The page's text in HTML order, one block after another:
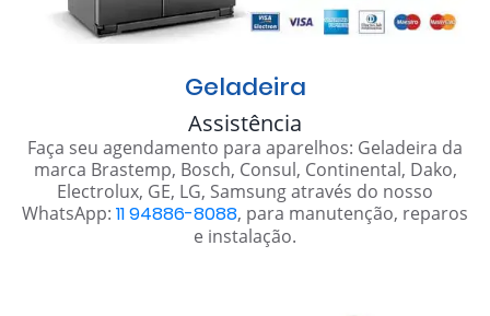
Geladeira
Assistência
Faça seu agendamento para aparelhos: Geladeira da
marca Brastemp, Bosch, Consul, Continental, Dako,
Electrolux, GE, LG, Samsung através do nosso
WhatsApp: 11 94886-8088, para manutenção, reparos
e instalação.